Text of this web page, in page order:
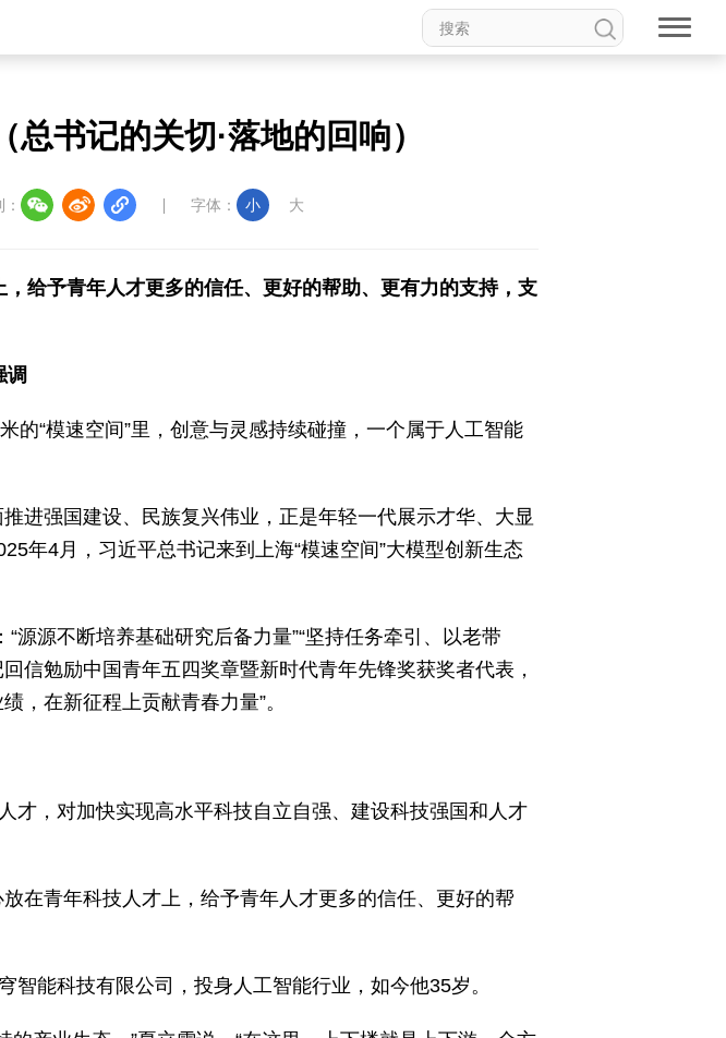
书记的关切·落地的回响）
字体： 小 大
给予青年人才更多的信任、更好的帮助、更有力的支持，支
调
“模速空间”里，创意与灵感持续碰撞，一个属于人工智能
进强国建设、民族复兴伟业，正是年轻一代展示才华、大显
年4月，习近平总书记来到上海“模速空间”大模型创新生态
源不断培养基础研究后备力量”“坚持任务牵引、以老带
信勉励中国青年五四奖章暨新时代青年先锋奖获奖者代表，
，在新征程上贡献青春力量”。
才，对加快实现高水平科技自立自强、建设科技强国和人才
在青年科技人才上，给予青年人才更多的信任、更好的帮
能科技有限公司，投身人工智能行业，如今他35岁。